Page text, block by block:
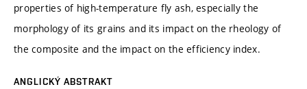
properties of high-temperature fly ash, especially the
morphology of its grains and its impact on the rheology of
the composite and the impact on the efficiency index.
ANGLICKÝ ABSTRAKT